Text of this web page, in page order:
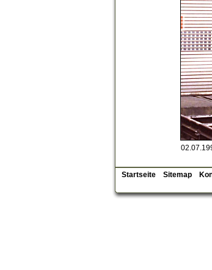
Startseite Sitemap